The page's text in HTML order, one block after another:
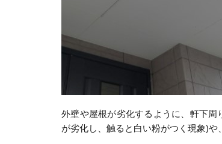
外壁や屋根が劣化するように、軒下
が劣化し、触ると白い粉がつく現象)や